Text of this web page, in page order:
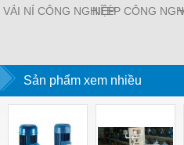
VẢI NỈ CÔNG NGHIỆPNỈ ÉP CÔNG
Sản phẩm xem nhiều